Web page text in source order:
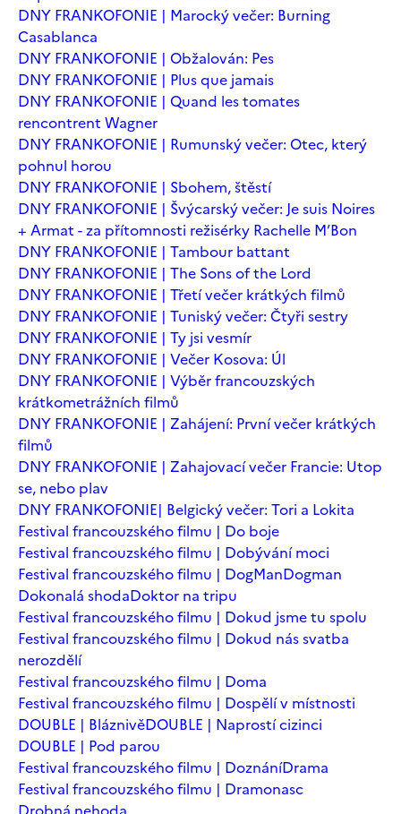
DNY FRANKOFONIE | Marocký večer: Burning
Casablanca
DNY FRANKOFONIE | Obžalován: Pes
DNY FRANKOFONIE | Plus que jamais
DNY FRANKOFONIE | Quand les tomates
rencontrent Wagner
DNY FRANKOFONIE | Rumunský večer: Otec, který
pohnul horou
DNY FRANKOFONIE | Sbohem, štěstí
DNY FRANKOFONIE | Švýcarský večer: Je suis Noires
+ Armat - za přítomnosti režisérky Rachelle M’Bon
DNY FRANKOFONIE | Tambour battant
DNY FRANKOFONIE | The Sons of the Lord
DNY FRANKOFONIE | Třetí večer krátkých filmů
DNY FRANKOFONIE | Tuniský večer: Čtyři sestry
DNY FRANKOFONIE | Ty jsi vesmír
DNY FRANKOFONIE | Večer Kosova: Úl
DNY FRANKOFONIE | Výběr francouzských
krátkometrážních filmů
DNY FRANKOFONIE | Zahájení: První večer krátkých
filmů
DNY FRANKOFONIE | Zahajovací večer Francie: Utop
se, nebo plav
DNY FRANKOFONIE| Belgický večer: Tori a Lokita
Festival francouzského filmu | Do boje
Festival francouzského filmu | Dobývání moci
Festival francouzského filmu | DogManDogman
Dokonalá shodaDoktor na tripu
Festival francouzského filmu | Dokud jsme tu spolu
Festival francouzského filmu | Dokud nás svatba
nerozdělí
Festival francouzského filmu | Doma
Festival francouzského filmu | Dospělí v místnosti
DOUBLE | BláznivěDOUBLE | Naprostí cizinci
DOUBLE | Pod parou
Festival francouzského filmu | DoznáníDrama
Festival francouzského filmu | Dramonasc